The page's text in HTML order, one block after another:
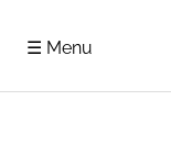
☰ Menu